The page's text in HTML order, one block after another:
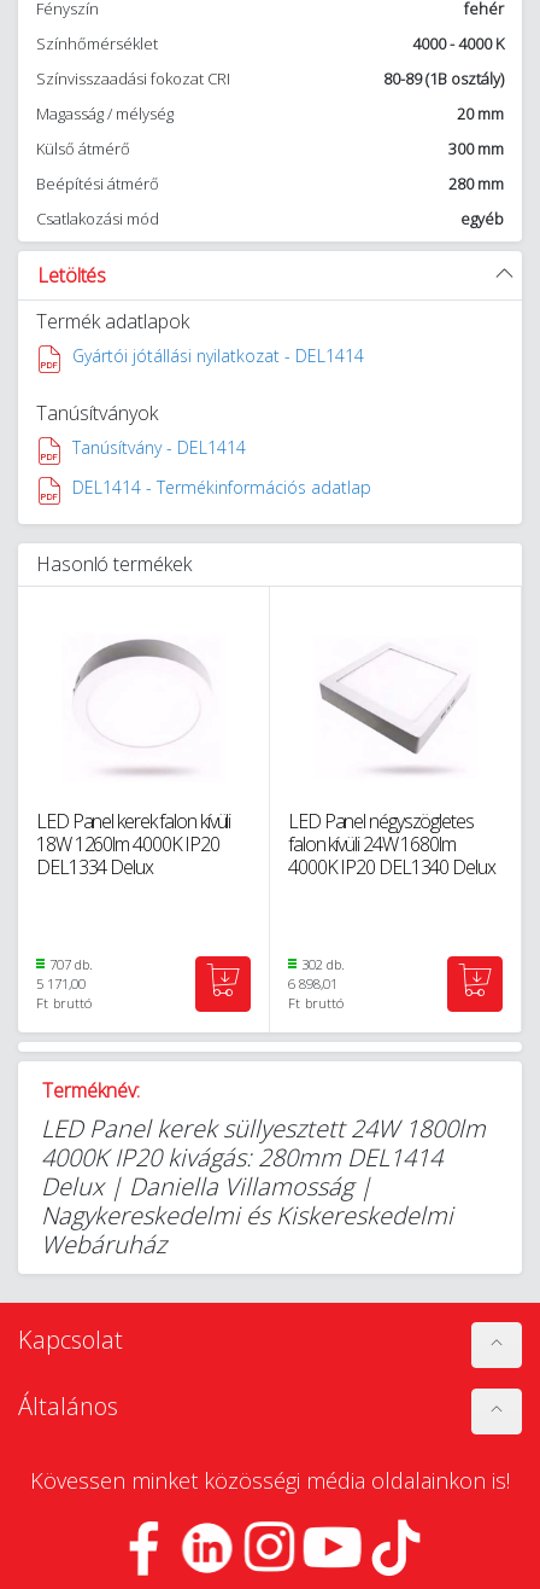
Fényszín
fehér
Színhőmérséklet
4000 - 4000 K
Színvisszaadási fokozat CRI
80-89 (1B osztály)
Magasság / mélység
20 mm
Külső átmérő
300 mm
Beépítési átmérő
280 mm
Csatlakozási mód
egyéb
Letöltés
Termék adatlapok
Gyártói jótállási nyilatkozat - DEL1414
Tanúsítványok
Tanúsítvány - DEL1414
DEL1414 - Termékinformációs adatlap
Hasonló termékek
LED Panel kerek falon kívüli
18W 1260lm 4000K IP20
DEL1334 Delux
707 db.
5 171,00
Ft bruttó
LED Panel négyszögletes
falon kívüli 24W 1680lm
4000K IP20 DEL1340 Delux
302 db.
6 898,01
Ft bruttó
Terméknév:
LED Panel kerek süllyesztett 24W 1800lm
4000K IP20 kivágás: 280mm DEL1414
Delux | Daniella Villamosság |
Nagykereskedelmi és Kiskereskedelmi
Webáruház
Kapcsolat
Általános
Kövessen minket közösségi média oldalainkon is!